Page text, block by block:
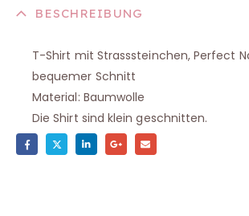
BESCHREIBUNG
T-Shirt mit Strasssteinchen, Perfect
bequemer Schnitt
Material: Baumwolle
Die Shirt sind klein geschnitten.